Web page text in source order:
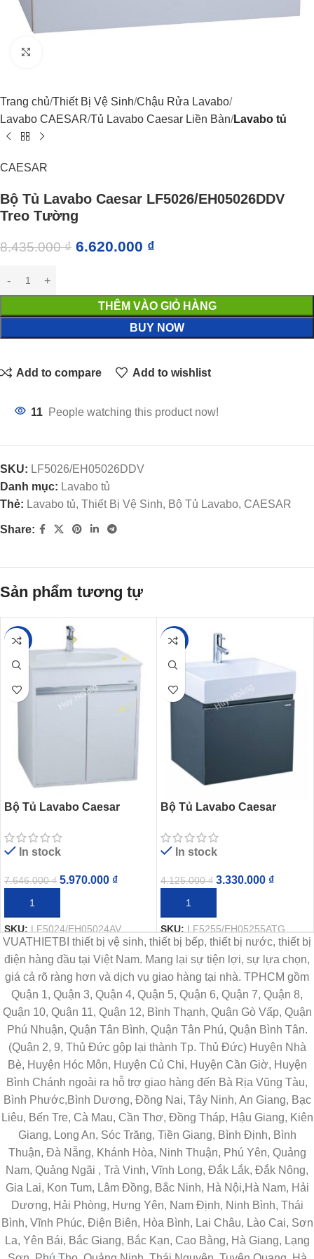
Trang chủ Thiết Bị Vệ Sinh Chậu Rửa Lavabo
Lavabo CAESAR Tủ Lavabo Caesar Liền Bàn Lavabo tủ
CAESAR
Bộ Tủ Lavabo Caesar LF5026/EH05026DDV
Treo Tường
8.435.000₫ 6.620.000 ₫
THÊM VÀO GIỎ HÀNG
BUY NOW
Add to compare Add to wishlist
11 People watching this product now!
SKU: LF5026/EH05026DDV
Danh mục: Lavabo tủ
Thẻ: Lavabo tủ, Thiết Bị Vệ Sinh, Bộ Tủ Lavabo, CAESAR
Share:
Sản phẩm tương tự
-22%
Bộ Tủ Lavabo Caesar
In stock
7.646.000₫ 5.970.000 ₫
THÊM VÀO GIỎ HÀNG
SKU:LF5024/EH05024AV
-19%
Bộ Tủ Lavabo Caesar
Đậm
In stock
4.125.000₫ 3.330.000 ₫
THÊM VÀO GIỎ HÀNG
SKU:LF5255/EH05255ATG
VUATHIETBI thiết bị vệ sinh, thiết bị bếp, thiết bị nước, thiết bị
điện hàng đầu tại Việt Nam. Mang lại sự tiện lợi, sự lựa chọn,
giá cả rõ ràng hơn và dịch vụ giao hàng tại nhà. TPHCM gồm
Quận 1, Quận 3, Quận 4, Quận 5, Quận 6, Quận 7, Quận 8,
Quận 10, Quận 11, Quận 12, Bình Thạnh, Quận Gò Vấp, Quận
Phú Nhuận, Quận Tân Bình, Quận Tân Phú, Quận Bình Tân.
(Quận 2, 9, Thủ Đức gộp lại thành Tp. Thủ Đức) Huyện Nhà
Bè, Huyện Hóc Môn, Huyện Củ Chi, Huyện Cần Giờ, Huyện
Bình Chánh ngoài ra hỗ trợ giao hàng đến Bà Rịa Vũng Tàu,
Bình Phước,Bình Dương, Đồng Nai, Tây Ninh, An Giang, Bạc
Liêu, Bến Tre, Cà Mau, Cần Thơ, Đồng Tháp, Hậu Giang, Kiên
Giang, Long An, Sóc Trăng, Tiền Giang, Bình Định, Bình
Thuận, Đà Nẵng, Khánh Hòa, Ninh Thuận, Phú Yên, Quảng
Nam, Quảng Ngãi , Trà Vinh, Vĩnh Long, Đắk Lắk, Đắk Nông,
Gia Lai, Kon Tum, Lâm Đồng, Bắc Ninh, Hà Nội,Hà Nam, Hải
Dương, Hải Phòng, Hưng Yên, Nam Định, Ninh Bình, Thái
Bình, Vĩnh Phúc, Điện Biên, Hòa Bình, Lai Châu, Lào Cai, Sơn
La, Yên Bái, Bắc Giang, Bắc Kạn, Cao Bằng, Hà Giang, Lạng